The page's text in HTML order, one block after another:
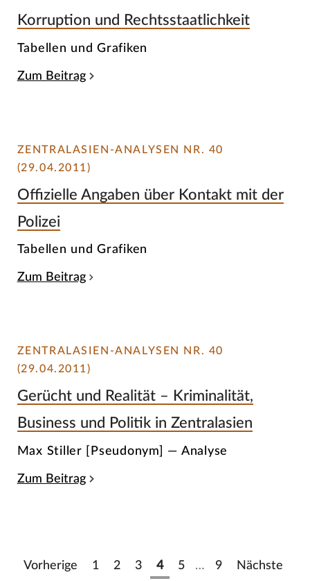
Korruption und Rechtsstaatlichkeit
Tabellen und Grafiken
Zum Beitrag
ZENTRALASIEN-ANALYSEN NR. 40
(29.04.2011)
Offizielle Angaben über Kontakt mit der
Polizei
Tabellen und Grafiken
Zum Beitrag
ZENTRALASIEN-ANALYSEN NR. 40
(29.04.2011)
Gerücht und Realität – Kriminalität,
Business und Politik in Zentralasien
Max Stiller [Pseudonym] — Analyse
Zum Beitrag
Vorherige 1 2 3 4 5 … 9 Nächste